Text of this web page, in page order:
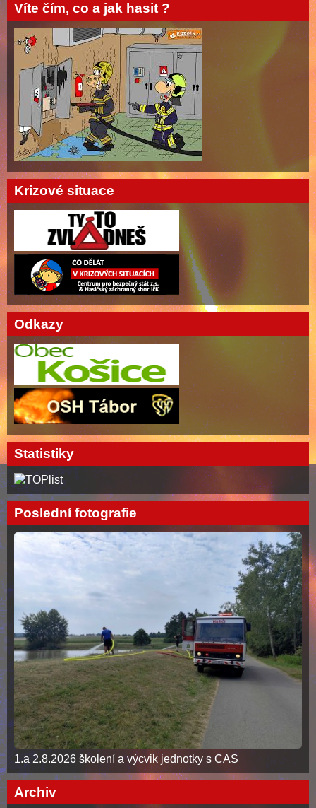
Víte čím, co a jak hasit ?
Krizové situace
Odkazy
Statistiky
Poslední fotografie
1.a 2.8.2026 školení a výcvik jednotky s CAS
Archiv